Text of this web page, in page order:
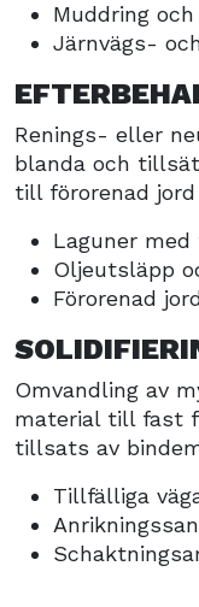
Muddring
Järnvägs-
Renings- eller
blanda och
till förorenad
Laguner
Oljeutsläpp
Förorenad
Omvandling av
material till fast
tillsats av
Tillfälliga